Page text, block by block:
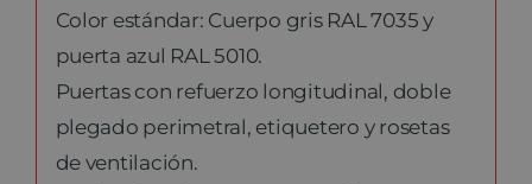
Color estándar: Cuerpo gris RAL 7035 y
puerta azul RAL 5010.
Puertas con refuerzo longitudinal, doble
plegado perimetral, etiquetero y rosetas
de ventilación.